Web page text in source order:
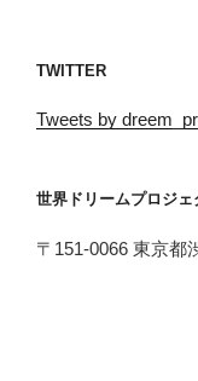
TWITTER
Tweets by
世界ドリームプロジェ
〒151-0066 東京都